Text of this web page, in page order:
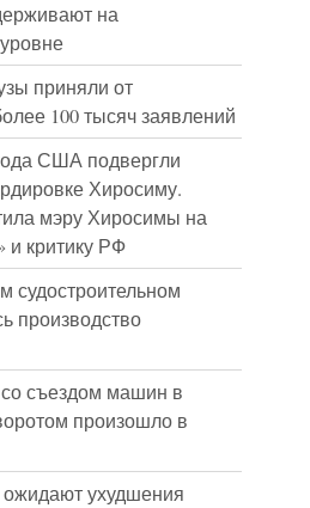
на
приняли от
100 тысяч заявлений
США подвергли
Хиросиму.
мэру Хиросимы на
и критику РФ
судостроительном
производство
съездом машин в
произошло в
ухудшения